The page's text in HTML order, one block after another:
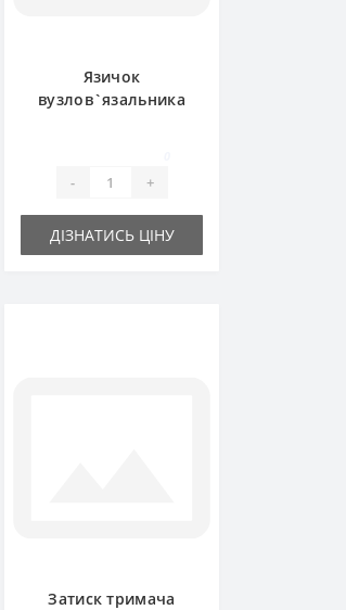
Язичок
вузлов`язальника
- +
ДІЗНАТИСЬ ЦІНУ
Затиск тримача